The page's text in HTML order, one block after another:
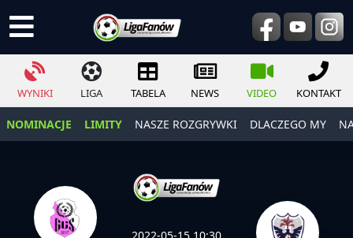
WYNIKI LIGA TABELA NEWS VIDEO KONTAKT
NOMINACJE LIMITY NASZE ROZGRYWKI DLACZEGO MY
2022-05-15 10:30